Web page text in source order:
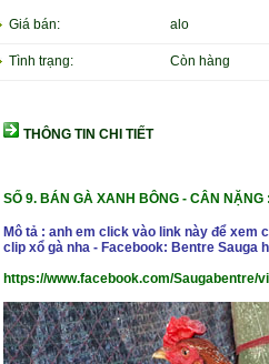
Giá bán: alo
Tình trạng: Còn hàng
THÔNG TIN CHI TIẾT
SỐ 9.BÁN GÀ XANH BÔNG - CÂN NẶNG
Mô tả : anh em click vào link này để xem
clip xổ gà nha - Facebook: Bentre Sauga
https://www.facebook.com/Saugabentre/